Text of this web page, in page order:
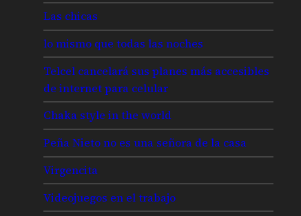
Las chicas
lo mismo que todas las noches
Telcel cancelará sus planes más accesibles
de internet para celular
Chaka style in the world
Peña Nieto no es una señora de la casa
Virgencita
Videojuegos en el trabajo